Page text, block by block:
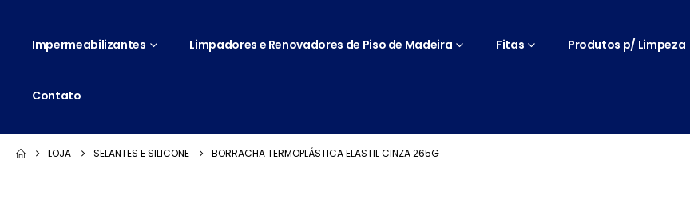
Impermeabilizantes Limpadores e Renovadores de Piso de Madeira Fitas Produtos p/ Limpeza
Contato
LOJA SELANTES E SILICONE BORRACHA TERMOPLÁSTICA ELASTIL CINZA 265G